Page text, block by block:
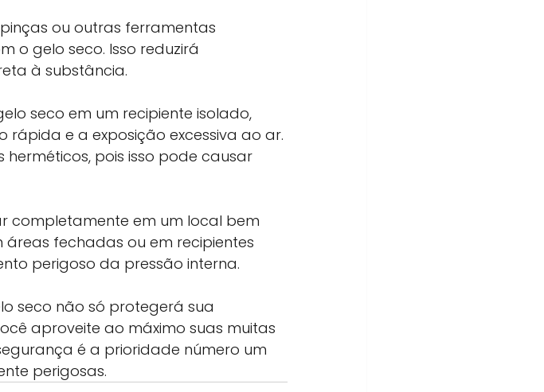
ou outras ferramentas
o gelo seco. Isso reduzirá
à substância.
seco em um recipiente isolado,
e a exposição excessiva ao ar.
pois isso pode causar
completamente em um local bem
fechadas ou em recipientes
perigoso da pressão interna.
seco não só protegerá sua
aproveite ao máximo suas muitas
é a prioridade número um
perigosas.